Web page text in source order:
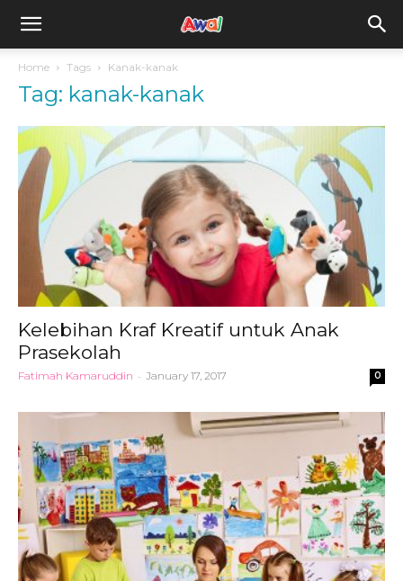
awal.my
Home Tags Kanak-kanak
Tag: kanak-kanak
Kelebihan Kraf Kreatif untuk Anak
Prasekolah
Fatimah Kamaruddin - January 17, 2017 0